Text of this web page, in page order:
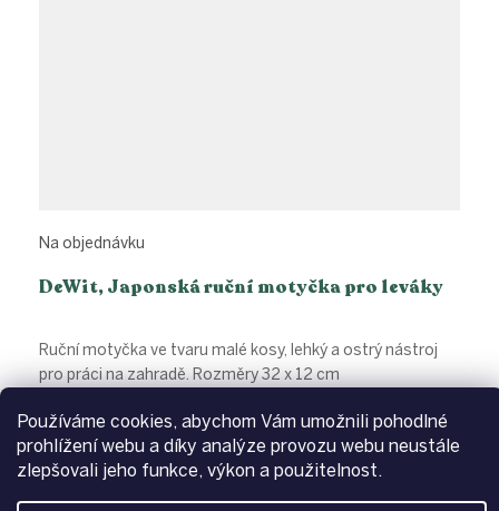
Používáme cookies, abychom Vám umožnili pohodlné
prohlížení webu a díky analýze provozu webu neustále
zlepšovali jeho funkce, výkon a použitelnost.
DeWit, Japonská ruční motyčka pro leváky
Na objednávku
608 Kč Detail
Ruční motyčka ve tvaru malé kosy, lehký a ostrý nástroj
pro práci na zahradě. Rozměry 32 x 12 cm